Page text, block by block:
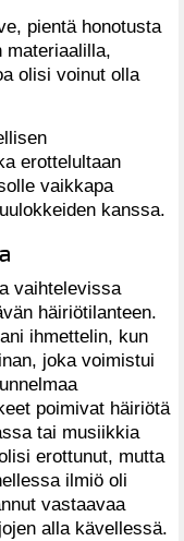
pientä honotusta
materiaalilla,
olisi voinut olla
erottelultaan
vaikkapa
kanssa.
vaihtelevissa
häiriötilanteen.
ihmettelin, kun
joka voimistui
poimivat häiriötä
tai musiikkia
erottunut, mutta
ilmiö oli
vastaavaa
alla kävellessä.